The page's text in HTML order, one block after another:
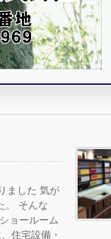
ました 気が
。 そんな
ョールーム
住宅設備・